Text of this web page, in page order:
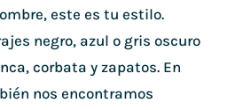
este es tu estilo.
negro, azul o gris oscuro
corbata y zapatos. En
nos encontramos